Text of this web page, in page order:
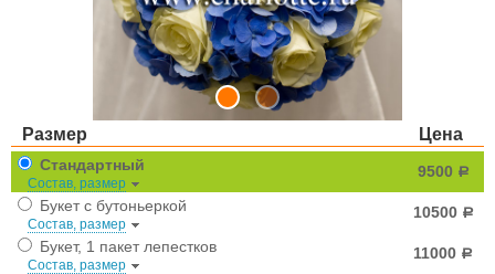
Размер Цена
Стандартный
Состав, размер
9500 a
Букет с бутоньеркой
Состав, размер
10500 a
Букет, 1 пакет лепестков
Состав, размер
11000 a